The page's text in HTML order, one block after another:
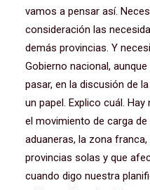
vamos a pensar así.
consideración las
demás provincias. Y
Gobierno nacional,
pasar, en la discusión de
un papel. Explico cuál.
el movimiento de carga
aduaneras, la zona
provincias solas y que
cuando digo nuestra